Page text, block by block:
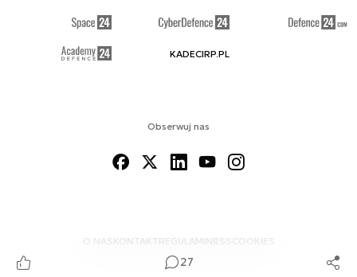
27
Obserwuj nas
O NAS KONTAKTREGULAMINRSS COOKIES
KADECIRP.PL